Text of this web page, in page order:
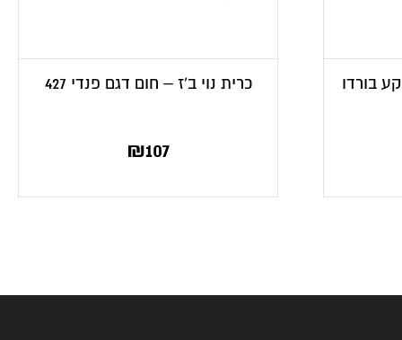
בורדו כרית נוי ב’ז – חום דגם פנדי 427
₪107